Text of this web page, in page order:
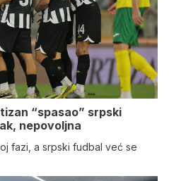
“spasao” srpski
nepovoljna
fazi, a srpski fudbal već se